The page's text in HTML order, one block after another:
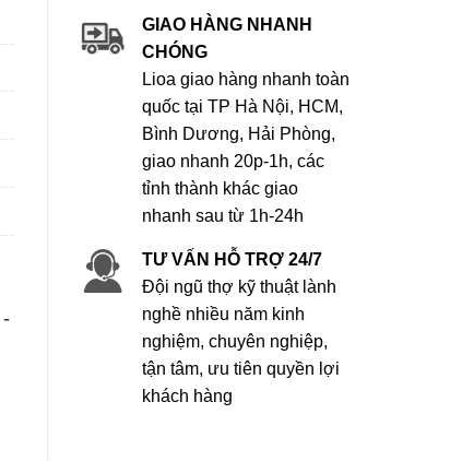
GIAO HÀNG NHANH
CHÓNG
Lioa giao hàng nhanh toàn
quốc tại TP Hà Nội, HCM,
Bình Dương, Hải Phòng,
giao nhanh 20p-1h, các
tỉnh thành khác giao
nhanh sau từ 1h-24h
TƯ VẤN HỖ TRỢ 24/7
Đội ngũ thợ kỹ thuật lành
nghề nhiều năm kinh
nghiệm, chuyên nghiệp,
tận tâm, ưu tiên quyền lợi
khách hàng